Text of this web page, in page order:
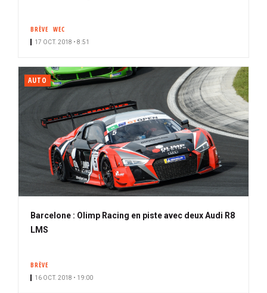
BRÈVE WEC
17 OCT. 2018 • 8:51
AUTO
Barcelone : Olimp Racing en piste avec deux Audi R8
LMS
BRÈVE
16 OCT. 2018 • 19:00